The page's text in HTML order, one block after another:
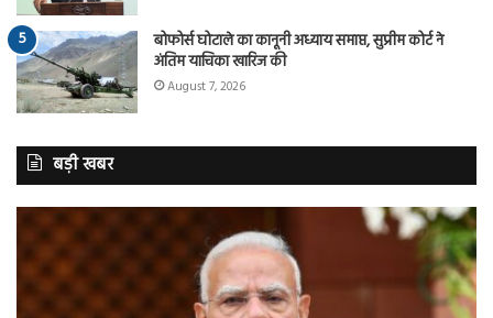
बोफोर्स घोटाले का कानूनी अध्याय समाप्त, सुप्रीम कोर्ट ने
अंतिम याचिका खारिज की
August 7, 2026
बड़ी खबर